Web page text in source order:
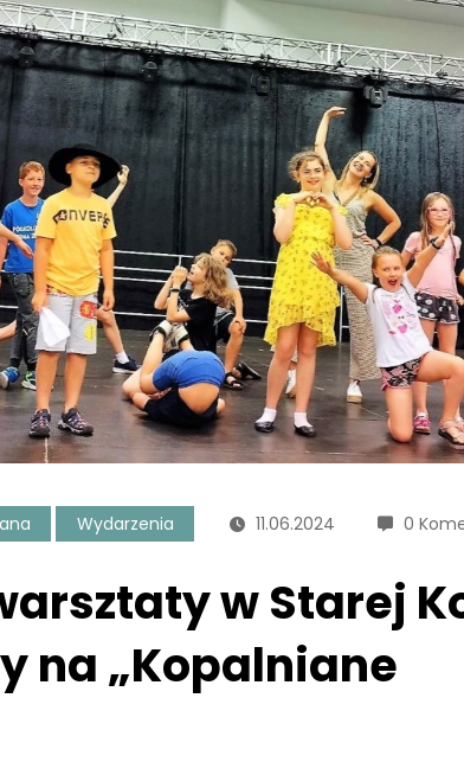
Wydarzenia 11.06.2024 0
w Starej
na „Kopalniane